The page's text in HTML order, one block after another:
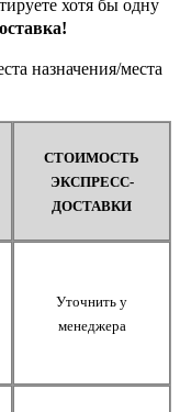
хотя бы одну
назначения/места
СТОИМОСТЬ
ЭКСПРЕСС-
ДОСТАВКИ
Уточнить у
менеджера